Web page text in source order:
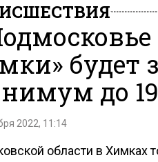
будет
до
2022, 11:14
области в Химках